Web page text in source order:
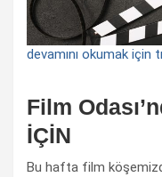
devamını okumak için
Film
İÇİN
Bu hafta film